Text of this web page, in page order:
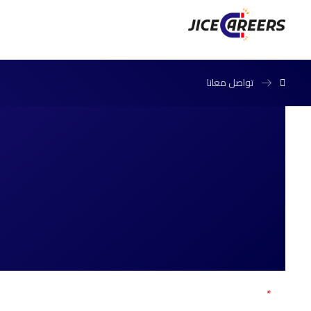
تواصل معانا
*